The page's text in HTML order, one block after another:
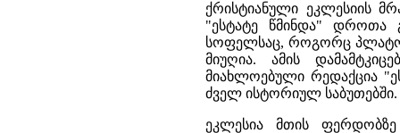
ქრისტიანული ეკლესიის
"ესტატე წმინდა" დროთა
სოფელსაც, როგორც
მიუღია. ამის
მიახლოებული რედაქცია
ძველ ისტორიულ საბუთებში.
ეკლესია მთის